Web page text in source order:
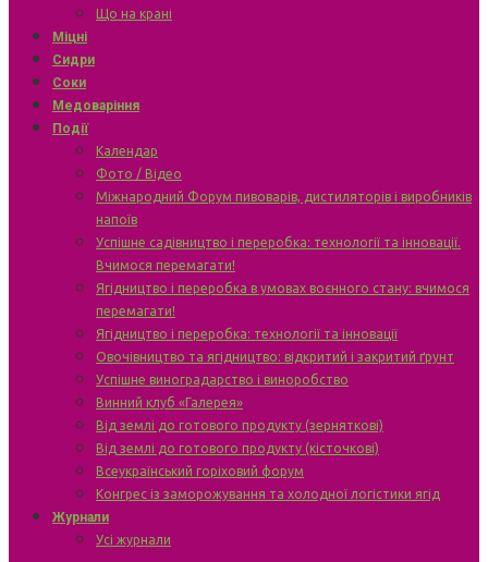
Що на крані
Міцні
Сидри
Соки
Медоваріння
Події
Календар
Фото / Відео
Міжнародний Форум пивоварів, дистиляторів і виробників
напоїв
Успішне садівництво і переробка: технології та інновації.
Вчимося перемагати!
Ягідництво і переробка в умовах воєнного стану: вчимося
перемагати!
Ягідництво і переробка: технології та інновації
Овочівництво та ягідництво: відкритий і закритий ґрунт
Успішне виноградарство і виноробство
Винний клуб «Галерея»
Від землі до готового продукту (зерняткові)
Від землі до готового продукту (кісточкові)
Всеукраїнський горіховий форум
Конгрес із заморожування та холодної логістики ягід
Журнали
Усі журнали